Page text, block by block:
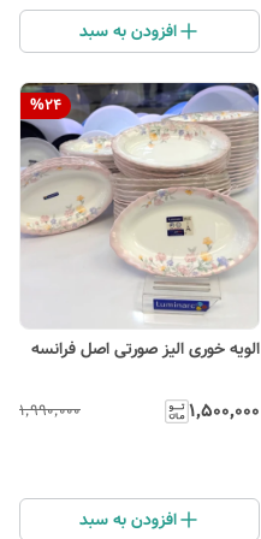
افزودن به سبد
%24
الویه خوری الیز صورتی اصل فرانسه
۱٬۵۰۰٬۰۰۰ ۱٬۹۹۰٬۰۰۰
افزودن به سبد